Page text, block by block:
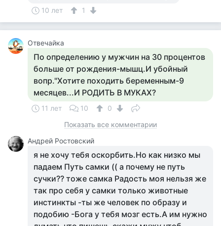
10 лет 1
Отвечайка
По определению у мужчин на 30 процентов
больше от рождения-мышц.И убойный
вопр."Хотите походить беременным-9
месяцев...И РОДИТЬ В МУКАХ?
11 лет 10
0
Показать все комментарии
Андрей Ростовский
я не хочу тебя оскорбить.Но как низко мы
падаем Путь самки (( а почему не путь
сучки?? тоже самка Радость моя нельзя же
так про себя у самки только животные
инстинкты -ты же человек по образу и
подобию -Бога у тебя мозг есть.А им нужно